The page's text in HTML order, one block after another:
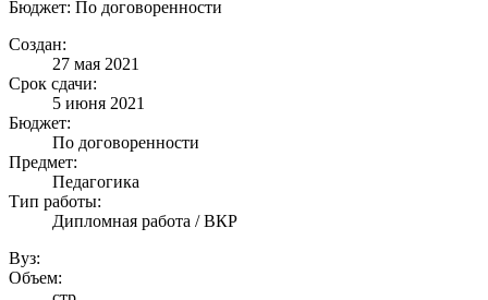
Бюджет: По договоренности
Создан:
27 мая 2021
Срок сдачи:
5 июня 2021
Бюджет:
По договоренности
Предмет:
Педагогика
Тип работы:
Дипломная работа / ВКР
Вуз:
Объем: